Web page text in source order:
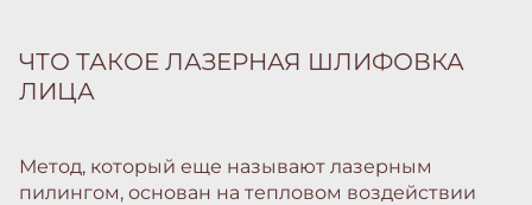
ЧТО ТАКОЕ ЛАЗЕРНАЯ ШЛИФОВКА
ЛИЦА
Метод, который еще называют лазерным
пилингом, основан на тепловом воздействии